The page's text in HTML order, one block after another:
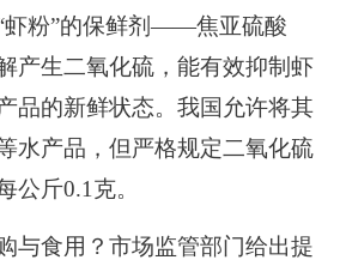
虾粉”的保鲜剂——焦亚硫酸
产生二氧化硫，能有效抑制虾
品的新鲜状态。我国允许将其
水产品，但严格规定二氧化硫
公斤0.1克。
食用？市场监管部门给出提